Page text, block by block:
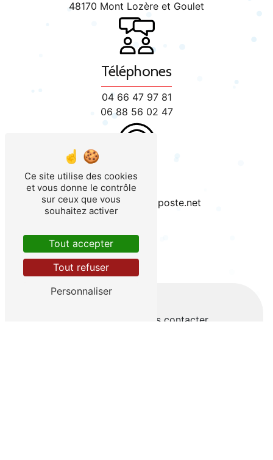
48170 Mont Lozère et Goulet
Téléphones
04 66 47 97 81
06 88 56 02 47
E-mail
plombier.andre@laposte.net
N'hésitez pas à nous contacter
Ce site utilise des cookies
et vous donne le contrôle
sur ceux que vous
souhaitez activer
Tout accepter
Tout refuser
Personnaliser